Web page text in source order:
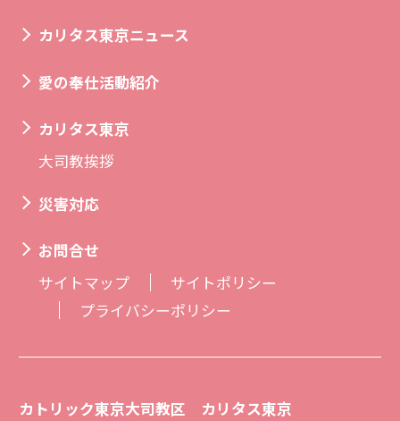
カリタス東京ニュース
愛の奉仕活動紹介
カリタス東京
大司教挨拶
災害対応
お問合せ
サイトマップ
サイトポリシー
プライバシーポリシー
カトリック東京大司教区 カリタス東京